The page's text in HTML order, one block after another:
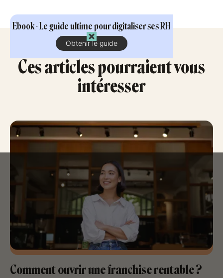
Ebook - Le guide ultime pour digitaliser ses RH
Obtenir le guide
Ces articles pourraient vous
intéresser
Comment ouvrir une franchise rentable ?